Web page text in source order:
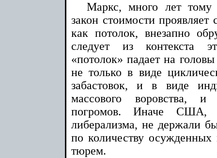
Маркс, много лет тому
закон стоимости
как потолок, внезапно
следует из контекста
«потолок» падает на
не только в виде
забастовок, и в виде
массового воровства, и
погромов. Иначе США,
либерализма, не держали
по количеству
тюрем.